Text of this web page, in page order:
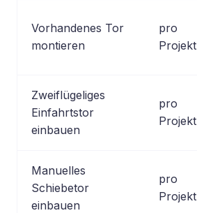
Vorhandenes Tor
montieren
pro
Projekt
Zweiflügeliges
Einfahrtstor
einbauen
pro
Projekt
Manuelles
Schiebetor
einbauen
pro
Projekt